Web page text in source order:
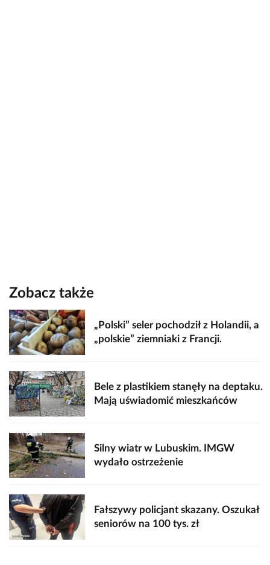
Zobacz także
„Polski” seler pochodził z Holandii, a
„polskie” ziemniaki z Francji.
Bele z plastikiem stanęły na deptaku.
Mają uświadomić mieszkańców
Silny wiatr w Lubuskim. IMGW
wydało ostrzeżenie
Fałszywy policjant skazany. Oszukał
seniorów na 100 tys. zł